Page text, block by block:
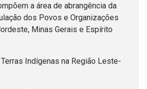
a área de abrangência da
dos Povos e Organizações
Minas Gerais e Espírito
Indígenas na Região Leste-